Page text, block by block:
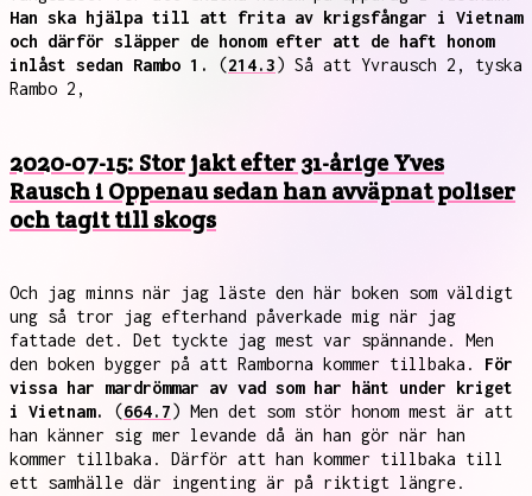
Han ska hjälpa till att frita av krigsfångar i Vietnam
och därför släpper de honom efter att de haft honom
inlåst sedan Rambo 1.
(214.3) Så att Yvrausch 2, tyska
Rambo 2,
2020-07-15: Stor jakt efter 31-årige Yves
Rausch i Oppenau sedan han avväpnat poliser
och tagit till skogs
Och jag minns när jag läste den här boken som väldigt
ung så tror jag efterhand påverkade mig när jag
fattade det. Det tyckte jag mest var spännande. Men
den boken bygger på att Ramborna kommer tillbaka. För
vissa har mardrömmar av vad som har hänt under kriget
i Vietnam.
(664.7) Men det som stör honom mest är att
han känner sig mer levande då än han gör när han
kommer tillbaka. Därför att han kommer tillbaka till
ett samhälle där ingenting är på riktigt längre.